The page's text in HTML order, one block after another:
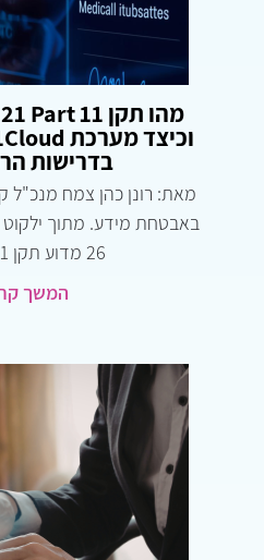
בדרישות
מאת: רונן כהן צמח מנכ"ל
באבטחת מידע. מתוך
26 מדוע תקן CFR 21…
המשך